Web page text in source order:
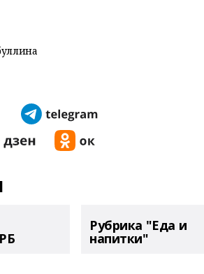
Рубрика "Еда и
напитки"